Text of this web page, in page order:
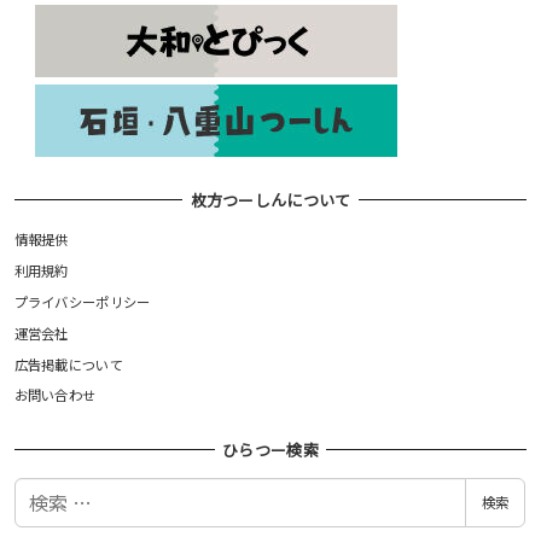
枚方つーしんについて
情報提供
利用規約
プライバシーポリシー
運営会社
広告掲載について
お問い合わせ
ひらつー検索
検
検索